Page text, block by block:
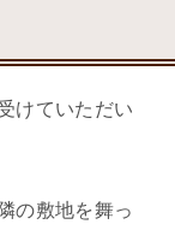
けていただい
の敷地を舞っ